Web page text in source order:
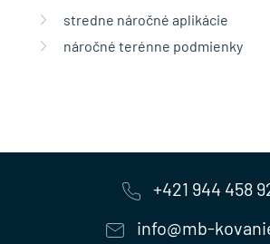
stredne náročné aplikácie
náročné terénne podmienky
+421 944 458
info@mb-